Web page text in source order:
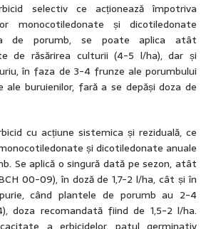
selectiv ce acționează împotriva
monocotiledonate și dicotiledonate
de porumb, se poate aplica atât
de răsărirea culturii (4-5 l/ha), dar și
în faza de 3-4 frunze ale porumbului
buruienilor, fară a se depăși doza de
cu acțiune sistemica și reziduală, ce
și dicotiledonate anuale
Se aplică o singură dată pe sezon, atât
00-09), în doză de 1,7-2 l/ha, cât și în
când plantele de porumb au 2-4
doza recomandată fiind de 1,5-2 l/ha.